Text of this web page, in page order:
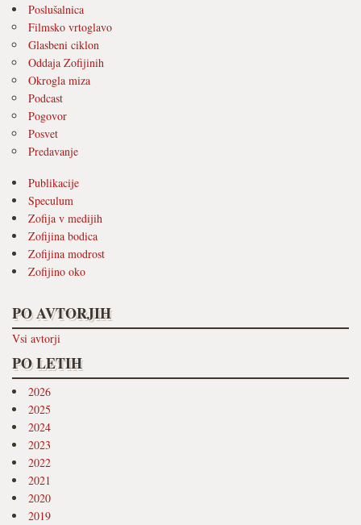
Poslušalnica
Filmsko vrtoglavo
Glasbeni ciklon
Oddaja Zofijinih
Okrogla miza
Podcast
Pogovor
Posvet
Predavanje
Publikacije
Speculum
Zofija v medijih
Zofijina bodica
Zofijina modrost
Zofijino oko
PO AVTORJIH
Vsi avtorji
PO LETIH
2026
2025
2024
2023
2022
2021
2020
2019